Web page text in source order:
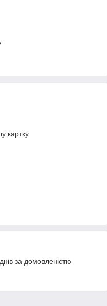
картку
за домовленістю